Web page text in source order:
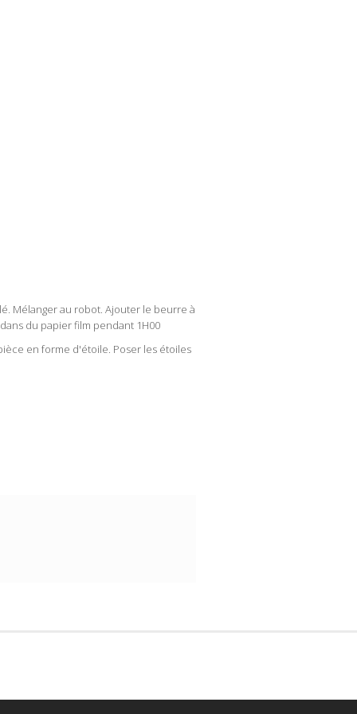
Mélanger au robot. Ajouter le beurre à
du papier film pendant 1H00
en forme d'étoile. Poser les étoiles